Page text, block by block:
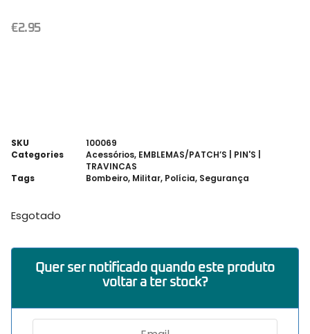
€2.95
SKU
100069
Categories
Acessórios, EMBLEMAS/PATCH’S | PIN'S |
TRAVINCAS
Tags
Bombeiro, Militar, Polícia, Segurança
Esgotado
Quer ser notificado quando este produto
voltar a ter stock?